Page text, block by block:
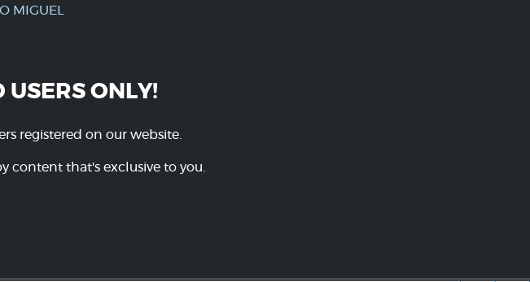
MIGUEL
USERS ONLY!
registered on our website.
content that's exclusive to you.